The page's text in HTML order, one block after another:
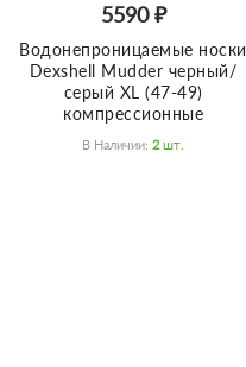
5590 ₽
Водонепроницаемые носки
Dexshell Mudder черный/
серый XL (47-49)
компрессионные
В Наличии: 2 Шт.